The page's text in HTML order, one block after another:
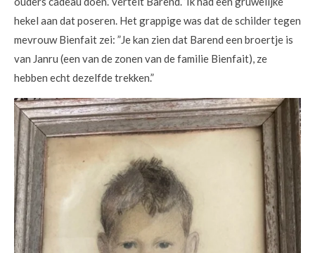
hekel aan dat poseren. Het grappige was dat de schilder tegen
mevrouw Bienfait zei: ”Je kan zien dat Barend een broertje is
van Janru (een van de zonen van de familie Bienfait), ze
hebben echt dezelfde trekken.”